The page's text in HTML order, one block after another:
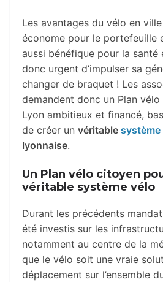
Les avantages du vélo en ville
économe pour le portefeuille
aussi bénéfique pour la santé
donc urgent d’impulser sa
changer de braquet ! Les
demandent donc un Plan
Lyon ambitieux et financé,
de créer un véritable système
lyonnaise.
Un Plan vélo citoyen
véritable système vélo
Durant les précédents
été investis sur les
notamment au centre de la
que le vélo soit une vraie
déplacement sur l’ensemble